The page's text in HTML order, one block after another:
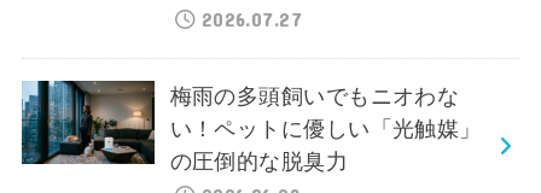
2026.07.27
梅雨の多頭飼いでもニオわな
い！ペットに優しい「光触媒」
の圧倒的な脱臭力